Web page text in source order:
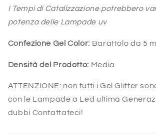
I Tempi di Catalizzazione potrebbero
potenza delle Lampade uv
Confezione Gel Color: Barattolo da 5 ml
Densità del Prodotto: Media
ATTENZIONE: non tutti i Gel Glitter
con le Lampade a Led ultima
dubbi Contattateci!